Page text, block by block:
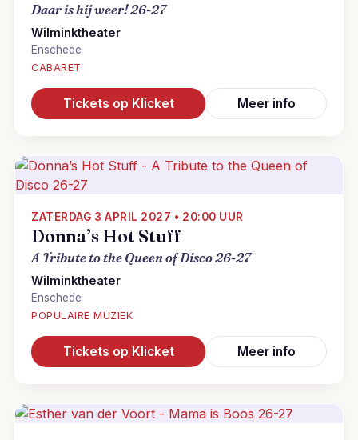
Daar is hij weer! 26-27
Wilminktheater
Enschede
CABARET
Tickets op Klicket Meer info
ZATERDAG 3 APRIL 2027 • 20:00 UUR
Donna’s Hot Stuff
A Tribute to the Queen of Disco 26-27
Wilminktheater
Enschede
POPULAIRE MUZIEK
Tickets op Klicket Meer info